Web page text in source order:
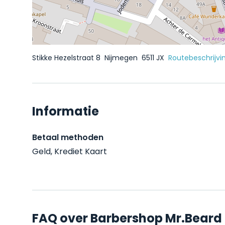
Stikke Hezelstraat 8 Nijmegen 6511 JX
Informatie
Betaal methoden
Geld, Krediet Kaart
FAQ over Barbershop Mr.Beard